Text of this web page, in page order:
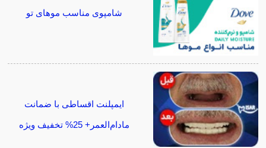
شامپوی مناسب موهای تو
ایمپلنت اقساطی با ضمانت
مادام‌العمر+ 25% تخفیف ویژه